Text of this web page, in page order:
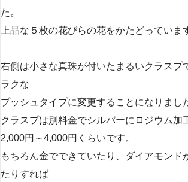
た。
上品な５枚の花びらの花をかたどっていま
右側は小さな真珠が付いたまるいクラスプ
ラクな
プッシュタイプに変更することになりまし
クラスプは別料金でシルバーにロジウム加
2,000円～4,000円くらいです。
もちろん金でできていたり、ダイアモンド
たりすれば